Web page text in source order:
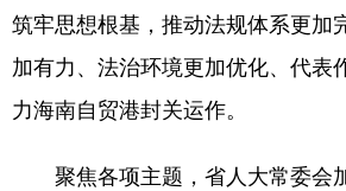
筑牢思想根基，推动法规体系更加
加有力、法治环境更加优化、代表
力海南自贸港封关运作。
聚焦各项主题，省人大常委会